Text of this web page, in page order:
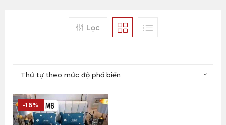
Lọc
Thứ tự theo mức độ phổ biến
-16%